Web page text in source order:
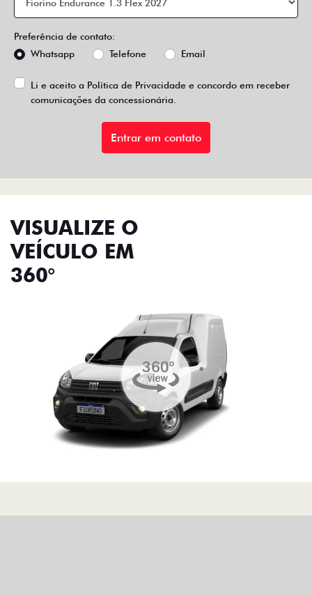
Preferência de contato:
Whatsapp
Telefone Email
Li e aceito a Política de Privacidade e concordo em receber
comunicações da concessionária.
Entrar em contato
VISUALIZE O
VEÍCULO EM
360°